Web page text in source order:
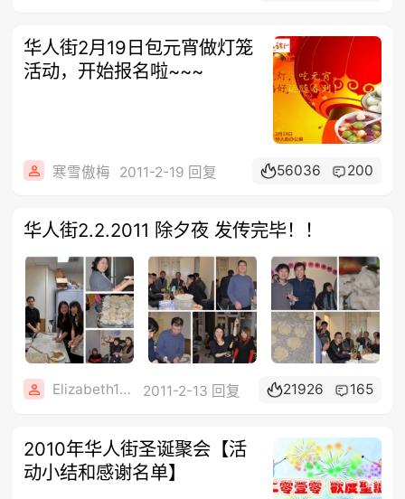
华人街2月19日包元宵做灯笼
活动，开始报名啦~~~
寒雪傲梅 2011-2-19 回复 56036 200
华人街2.2.2011 除夕夜 发传完毕！！
Elizabeth1608 2011-2-13 回复 21926 165
2010年华人街圣诞聚会【活
动小结和感谢名单】